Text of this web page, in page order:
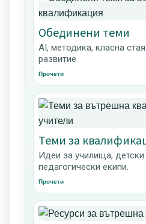
Обединени теми
AI, методика, класна
развитие.
Прочети
Теми за
Идеи за училища, детски
педагогически екипи.
Прочети